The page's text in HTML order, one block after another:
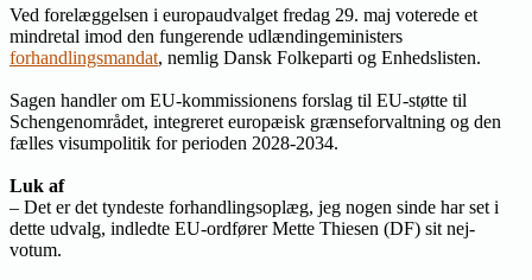
Ved forelæggelsen i europaudvalget fredag 29. maj voterede et
mindretal imod den fungerende udlændingeministers
forhandlingsmandat, nemlig Dansk Folkeparti og Enhedslisten.
Sagen handler om EU-kommissionens forslag til EU-støtte til
Schengenområdet, integreret europæisk grænseforvaltning og den
fælles visumpolitik for perioden 2028-2034.
Luk af
– Det er det tyndeste forhandlingsoplæg, jeg nogen sinde har set i
dette udvalg, indledte EU-ordfører Mette Thiesen (DF) sit nej-
votum.